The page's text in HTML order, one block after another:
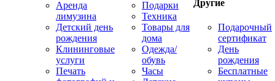
Аренда
лимузина
Детский день
рождения
Клининговые
услуги
Печать
Подарки
Техника
Товары для
дома
Одежда/
обувь
Часы
Другие
Подарочный
сертификат
День
рождения
Бесплатные